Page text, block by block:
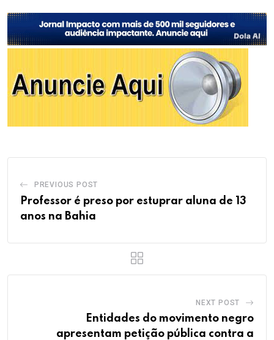
PREVIOUS POST
Professor é preso por estuprar aluna de 13
anos na Bahia
NEXT POST
Entidades do movimento negro
apresentam petição pública contra a